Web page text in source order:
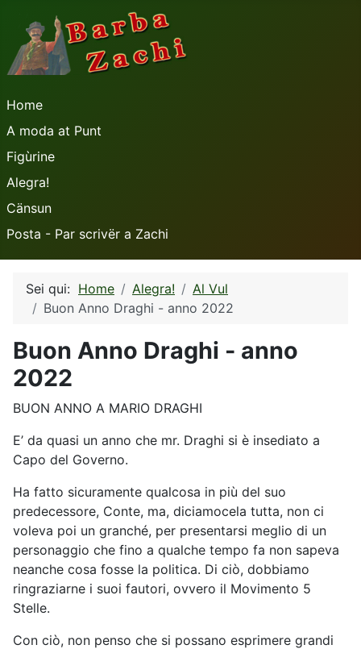
Home
A moda at Punt
Figùrine
Alegra!
Cänsun
Posta - Par scrivër a Zachi
Sei qui: Home Alegra!
Al Vul
Buon Anno Draghi - anno 2022
Buon Anno Draghi - anno
2022
BUON ANNO A MARIO DRAGHI
E’ da quasi un anno che mr. Draghi si è insediato a
Capo del Governo.
Ha fatto sicuramente qualcosa in più del suo
predecessore, Conte, ma, diciamocela tutta, non ci
voleva poi un granché, per presentarsi meglio di un
personaggio che fino a qualche tempo fa non sapeva
neanche cosa fosse la politica. Di ciò, dobbiamo
ringraziarne i suoi fautori, ovvero il Movimento 5
Stelle.
Con ciò, non penso che si possano esprimere grandi